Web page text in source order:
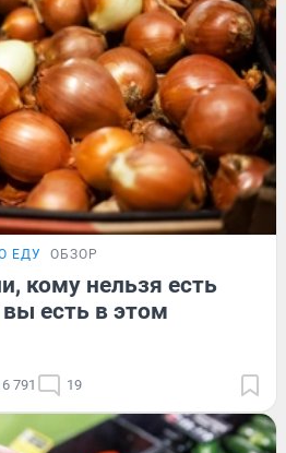
ЕДУ ОБЗОР
кому нельзя есть
есть в этом
791 19